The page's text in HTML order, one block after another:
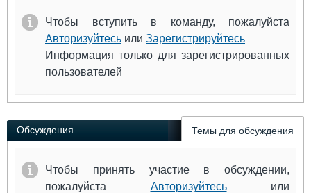
Чтобы вступить в команду, пожалуйста
Авторизуйтесь или Зарегистрируйтесь
Информация только для зарегистрированных
пользователей
Обсуждения Темы для обсуждения
Чтобы принять участие в обсуждении,
пожалуйста Авторизуйтесьили